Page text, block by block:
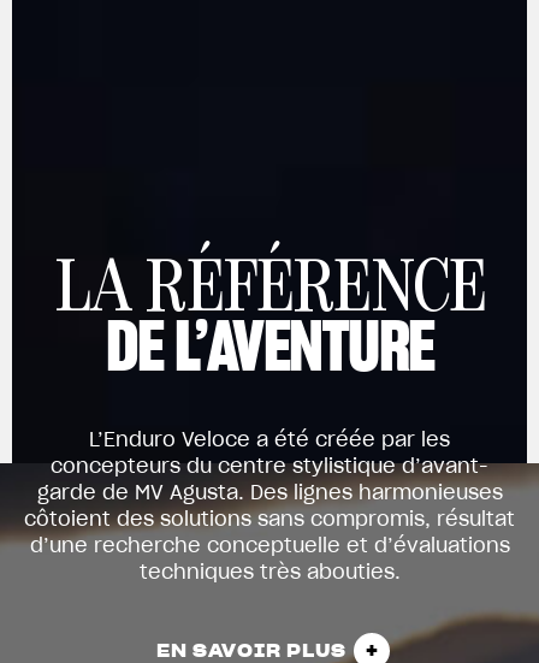
View now →
VÊTEMENTS
L'équipement du pilote
LA RÉFÉRENCE
DE L’AVENTURE
L’Enduro Veloce a été créée par les
concepteurs du centre stylistique d’avant-
garde de MV Agusta. Des lignes harmonieuses
côtoient des solutions sans compromis, résultat
d’une recherche conceptuelle et d’évaluations
techniques très abouties.
EN SAVOIR PLUS